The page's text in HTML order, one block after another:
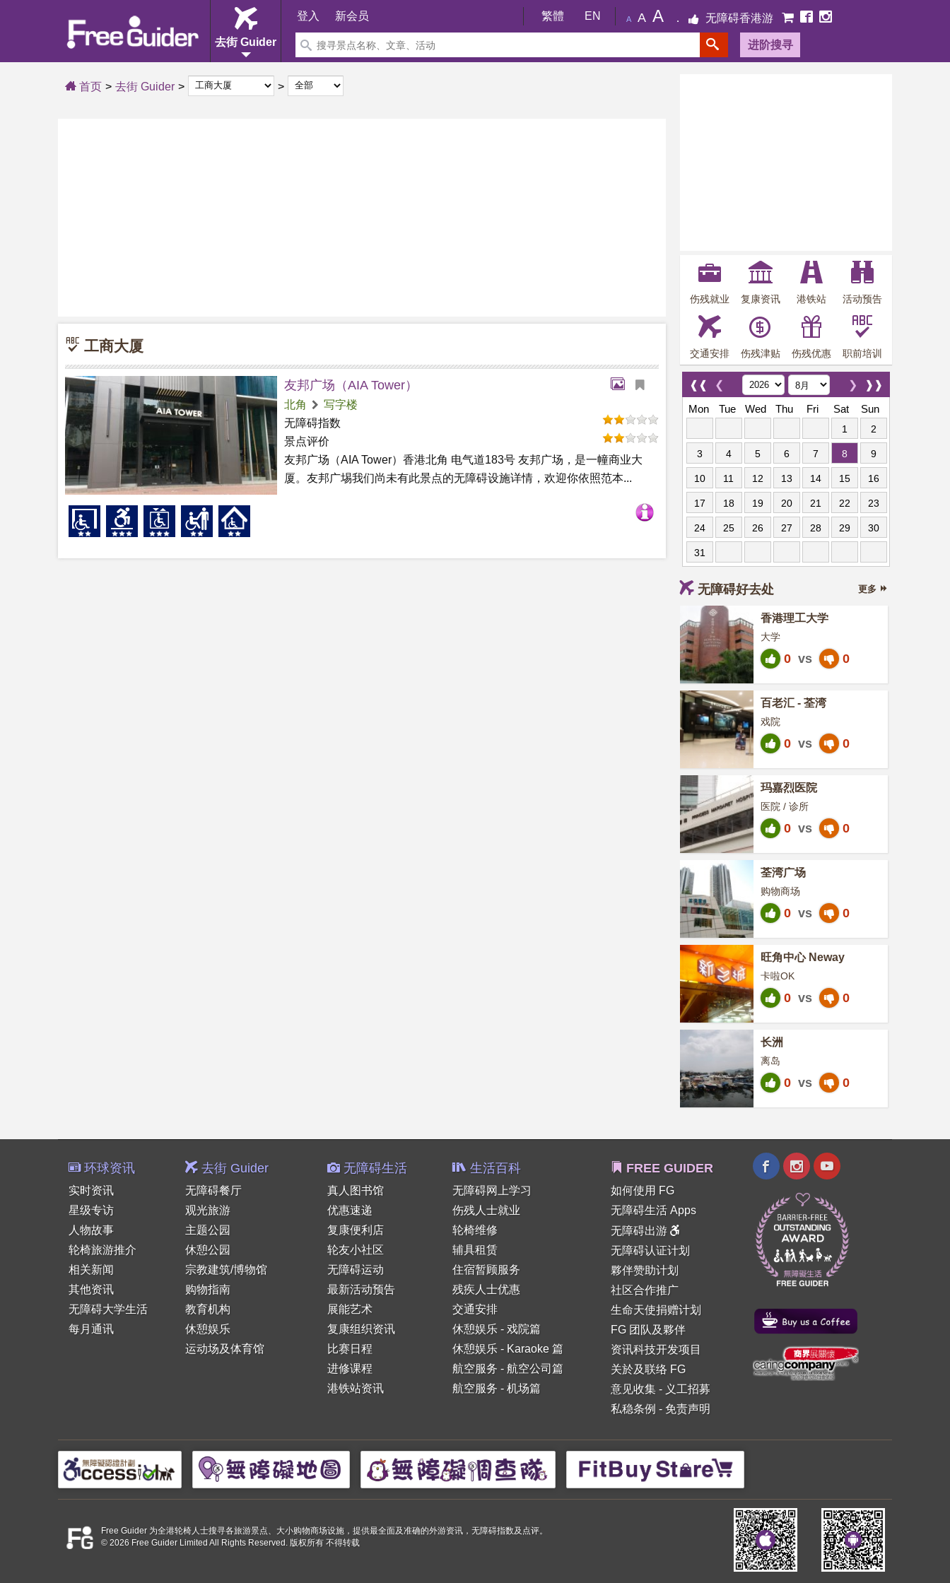
去街 Guider
登入 新会员 繁體 EN A A A 无障碍香港游
进阶搜寻
首页 去街 Guider
工商大厦
友邦广场（AIA Tower）
北角
写字楼
无障碍指数
景点评价
友邦广场（AIA Tower）香港北角 电气道183号 友邦广场，是一幢商业大
厦。友邦广埸我们尚未有此景点的无障碍设施详情，欢迎你依照范本...
伤残就业 复康资讯 港铁站 活动预告
交通安排 伤残津贴 伤残优惠 职前培训
❰❰ ❮ ❱❱
❯
Mon
Tue Wed Thu Fri Sat Sun
1 2
3 4 5 6 7 8 9
10 11 12 13 14 15 16
17 18 19 20 21 22 23
24 25 26 27 28 29 30
31
无障碍好去处 更多
香港理工大学
大学
0 vs 0
百老汇 - 荃湾
戏院
0 vs 0
玛嘉烈医院
医院 / 诊所
0 vs 0
荃湾广场
购物商场
0 vs 0
旺角中心 Neway
卡啦OK
0 vs 0
长洲
离岛
0 vs 0
环球资讯
实时资讯
星级专访
人物故事
轮椅旅游推介
相关新闻
其他资讯
无障碍大学生活
每月通讯
去街 Guider
无障碍餐厅
观光旅游
主题公园
休憩公园
宗教建筑/博物馆
购物指南
教育机构
休憩娱乐
运动场及体育馆
无障碍生活
真人图书馆
优惠速递
复康便利店
轮友小社区
无障碍运动
最新活动预告
展能艺术
复康组织资讯
比赛日程
进修课程
港铁站资讯
生活百科
无障碍网上学习
伤残人士就业
轮椅维修
辅具租赁
住宿暂顾服务
残疾人士优惠
交通安排
休憩娱乐 - 戏院篇
休憩娱乐 - Karaoke 篇
航空服务 - 航空公司篇
航空服务 - 机场篇
FREE GUIDER
如何使用 FG
无障碍生活 Apps
无障碍出游
无障碍认证计划
夥伴赞助计划
社区合作推广
生命天使捐赠计划
FG 团队及夥伴
资讯科技开发项目
关於及联络 FG
意见收集- 义工招募
私稳条例 - 免责声明
Free Guider 为全港轮椅人士搜寻各旅游景点、大小购物商场设施，提供最全面及准确的外游资讯，无障碍指数及点评。
© 2026 Free Guider Limited All Rights Reserved. 版权所有 不得转载